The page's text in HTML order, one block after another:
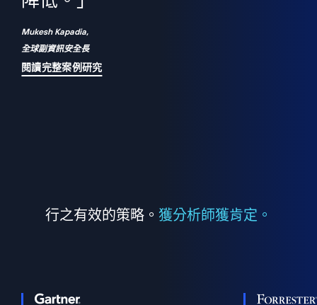
Mukesh Kapadia,
全球副資訊安全長
閱讀完整案例研究
行之有效的策略。 獲分析師獲肯定。